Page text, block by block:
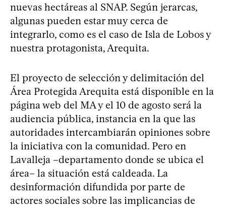
nuevas hectáreas al SNAP. Según jerarcas,
algunas pueden estar muy cerca de
integrarlo, como es el caso de Isla de Lobos y
nuestra protagonista, Arequita.
El proyecto de selección y delimitación del
Área Protegida Arequita está disponible en la
página web del MA y el 10 de agosto será la
audiencia pública, instancia en la que las
autoridades intercambiarán opiniones sobre
la iniciativa con la comunidad. Pero en
Lavalleja –departamento donde se ubica el
área– la situación está caldeada. La
desinformación difundida por parte de
actores sociales sobre las implicancias de